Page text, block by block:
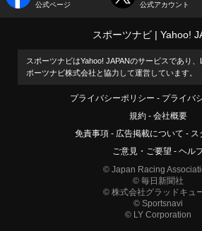
公式ページ
公式アカウント
スポーツナビ Yahoo!
スポーツナビはYahoo! JAPANのサービスであり
ポーツナビ株式会社と協力して運営しています。
プライバシーポリシー
プライバ
規約
会社概要
免責事項
広告掲載について
ス
ご意見・ご要望
ヘル
© Japan Racing
© 毎日新聞社
© 株式会社グラッドキュ
© Sportsnavi
© LY Corporation